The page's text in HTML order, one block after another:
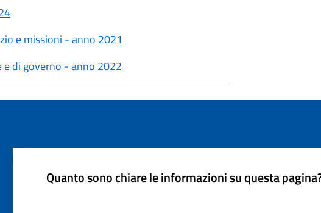
e missioni - anno 2021
di governo - anno 2022
Quanto sono chiare le informazioni su questa